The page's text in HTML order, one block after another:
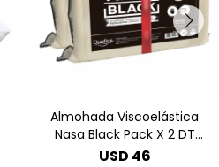
Almohada Viscoelástica
Nasa Black Pack X 2 DT
3246
USD 46